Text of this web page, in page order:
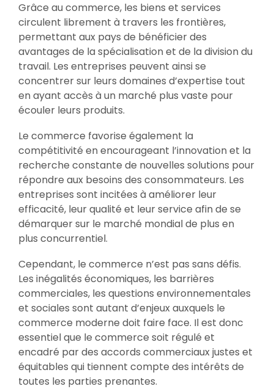
Grâce au commerce, les biens et services
circulent librement à travers les frontières,
permettant aux pays de bénéficier des
avantages de la spécialisation et de la division du
travail. Les entreprises peuvent ainsi se
concentrer sur leurs domaines d’expertise tout
en ayant accès à un marché plus vaste pour
écouler leurs produits.
Le commerce favorise également la
compétitivité en encourageant l’innovation et la
recherche constante de nouvelles solutions pour
répondre aux besoins des consommateurs. Les
entreprises sont incitées à améliorer leur
efficacité, leur qualité et leur service afin de se
démarquer sur le marché mondial de plus en
plus concurrentiel.
Cependant, le commerce n’est pas sans défis.
Les inégalités économiques, les barrières
commerciales, les questions environnementales
et sociales sont autant d’enjeux auxquels le
commerce moderne doit faire face. Il est donc
essentiel que le commerce soit régulé et
encadré par des accords commerciaux justes et
équitables qui tiennent compte des intérêts de
toutes les parties prenantes.